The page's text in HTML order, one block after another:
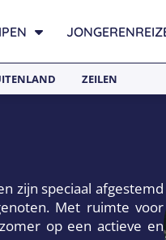
ZEILEN
zijn speciaal afgestemd
Met ruimte voor
op een actieve en